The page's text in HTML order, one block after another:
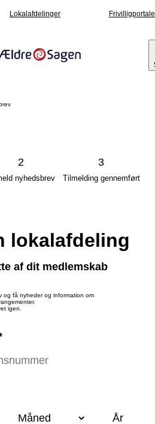
Lokalafdelinger
2
nyhedsbrev
3
Tilmelding gennemført
lokalafdeling
af dit medlemskab
og få nyheder og information om
igen.